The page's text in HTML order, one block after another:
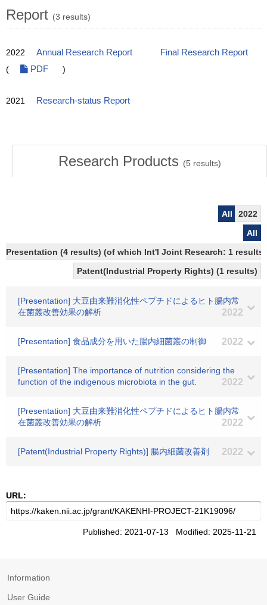
Report (3 results)
2022 Annual Research Report
Final Research Report
(
PDF )
2021 Research-status Report
Research Products (5 results)
All
2022
All
Presentation (4 results) (of which Int'l Joint Research: 1
Patent(Industrial Property Rights) (1 results)
[Presentation] 大豆由来難消化性ペプチドによるヒト腸内常
在菌叢改善効果の解析
2022
[Presentation] 食品成分を用いた腸内細菌叢の制御 2022
[Presentation] The importance of nutrition considering the
function of the indigenous microbiota in the gut.
2022
[Presentation] 大豆由来難消化性ペプチドによるヒト腸内常
在菌叢改善効果の解析
2022
[Patent(Industrial Property Rights)] 腸内細菌改善剤 2022
URL:
Published: 2021-07-13 Modified: 2025-11-21
Information
User Guide